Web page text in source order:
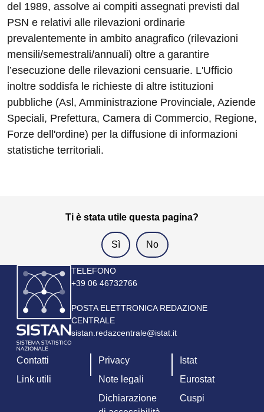
del 1989, assolve ai compiti assegnati previsti dal
PSN e relativi alle rilevazioni ordinarie
prevalentemente in ambito anagrafico (rilevazioni
mensili/semestrali/annuali) oltre a garantire
l’esecuzione delle rilevazioni censuarie. L'Ufficio
inoltre soddisfa le richieste di altre istituzioni
pubbliche (Asl, Amministrazione Provinciale, Aziende
Speciali, Prefettura, Camera di Commercio, Regione,
Forze dell'ordine) per la diffusione di informazioni
statistiche territoriali.
Ti è stata utile questa pagina?
Immagine
TELEFONO
+39 06 46732766
POSTA ELETTRONICA REDAZIONE
CENTRALE
sistan.redazcentrale@istat.it
Contatti
Link utili
Privacy
Note legali
Dichiarazione
Istat
Eurostat
Cuspi